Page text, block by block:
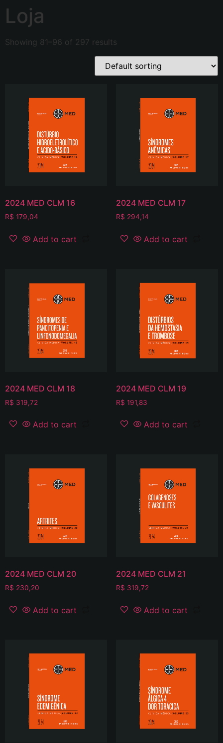
Loja
Showing 81–96 of 297 results
2024 MED CLM 16
R$ 179,04
Add to cart
2024 MED CLM 17
R$ 294,14
Add to cart
2024 MED CLM 18
R$ 319,72
Add to cart
2024 MED CLM 19
R$ 191,83
Add to cart
2024 MED CLM 20
R$ 230,20
Add to cart
2024 MED CLM 21
R$ 319,72
Add to cart